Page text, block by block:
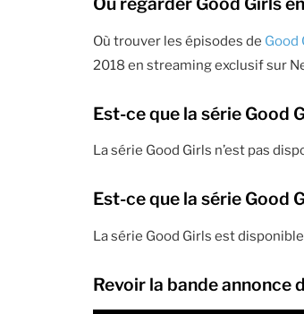
Où trouver les épisodes de Good
2018 en streaming exclusif sur
Est-ce que la série Good
La série Good Girls n’est pas
Est-ce que la série Good
La série Good Girls est
Revoir la bande annonce